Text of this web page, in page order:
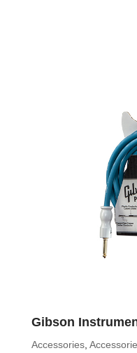
Gibson
Accessories,